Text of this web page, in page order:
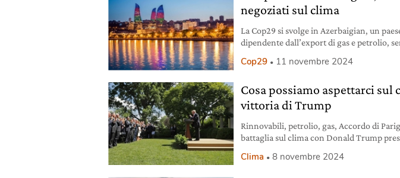
negoziati sul clima
La Cop29 si svolge in Azerbaigian, un
dipendente dall’export di gas e petrolio,
Cop29 11 novembre 2024
Cosa possiamo aspettarci sul
vittoria di Trump
Rinnovabili, petrolio, gas, Accordo di
battaglia sul clima con Donald Trump
Clima 8 novembre 2024